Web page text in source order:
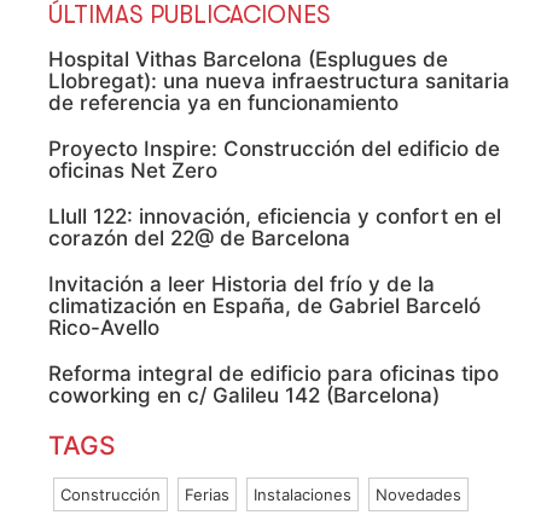
ÚLTIMAS PUBLICACIONES
Hospital Vithas Barcelona (Esplugues de
Llobregat): una nueva infraestructura sanitaria
de referencia ya en funcionamiento
Proyecto Inspire: Construcción del edificio de
oficinas Net Zero
Llull 122: innovación, eficiencia y confort en el
corazón del 22@ de Barcelona
Invitación a leer Historia del frío y de la
climatización en España, de Gabriel Barceló
Rico-Avello
Reforma integral de edificio para oficinas tipo
coworking en c/ Galileu 142 (Barcelona)
TAGS
Construcción Ferias Instalaciones Novedades